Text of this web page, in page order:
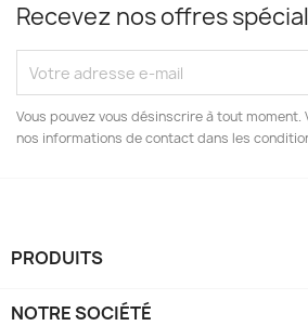
Recevez nos offres
Vous pouvez vous désinscrire à tout moment.
nos informations de contact dans les
PRODUITS
NOTRE SOCIÉTÉ